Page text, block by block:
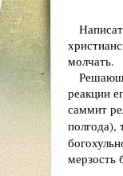
молчать.
реакции
саммит
полгода),
мерзость